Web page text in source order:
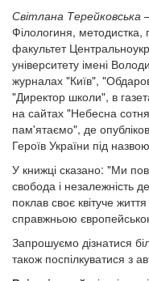
Світлана Терейковська
Філологиня, методистка,
факультет
університету імені
журналах "Київ",
"Директор школи", в
на сайтах "Небесна
пам'ятаємо", де
Героїв України під
У книжці сказано: "Ми
свобода і незалежність
поклав своє квітуче
справжньою
Запрошуємо дізнатися
також поспілкуватися з